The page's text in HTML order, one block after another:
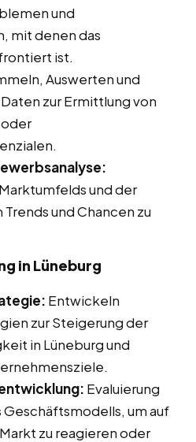
und
mit denen das
ist.
Auswerten und
zur Ermittlung von
und der
und Chancen zu
in Lüneburg
Entwickeln
zur Steigerung der
in Lüneburg und
Evaluierung
Geschäftsmodells, um auf
zu reagieren oder